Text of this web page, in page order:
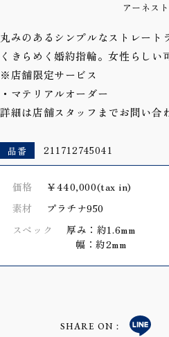
アーネス
丸みのあるシンプルなストレート
くきらめく婚約指輪。女性らしい
※店舗限定サービス
・マテリアルオーダー
詳細は店舗スタッフまでお問い合
品番 211712745041
価格
￥440,000(tax in)
素材
プラチナ950
スペック
厚み：約1.6mm
幅：約2mm
SHARE ON：